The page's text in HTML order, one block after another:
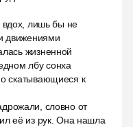
вдох, лишь бы не
движениями
жизненной
лбу сонха
скатывающиеся к
словно от
её из рук. Она нашла